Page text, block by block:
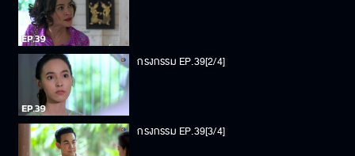
กรงกรรม EP.39[2/4]
กรงกรรม EP.39[3/4]